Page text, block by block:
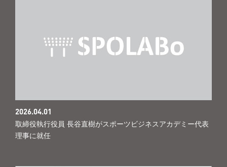
2026.04.01
取締役執行役員 長谷直樹がスポーツビジネスアカデミー代表
理事に就任